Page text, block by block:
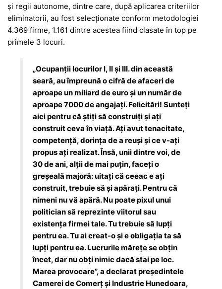
şi regii autonome, dintre care, după aplicarea criteriilor
eliminatorii, au fost selecţionate conform metodologiei
4.369 firme, 1.161 dintre acestea fiind clasate în top pe
primele 3 locuri.
„Ocupanții locurilor I, II și III. din această
seară, au împreună o cifră de afaceri de
aproape un miliard de euro și un număr de
aproape 7000 de angajați. Felicitări! Sunteți
aici pentru că știți să construiți și ați
construit ceva în viață. Ați avut tenacitate,
competență, dorința de a reuși și ce v-ați
propus ați realizat. Însă, unii dintre voi, de
30 de ani, alții de mai puțin, faceți o
greșeală majoră: uitați că ceeac e ați
construit, trebuie să și apărați. Pentru că
nimeni nu vă apără. Nu poate pixul unui
politician să reprezinte viitorul sau
existența firmei tale. Tu trebuie să lupți
pentru ea. Tu ai creat-o și e obligația ta să
lupți pentru ea. Lucrurile mărețe se obțin
încet, dar nu obți nimic dacă stai pe loc.
Marea provocare”, a declarat președintele
Camerei de Comerț și Industrie Hunedoara,